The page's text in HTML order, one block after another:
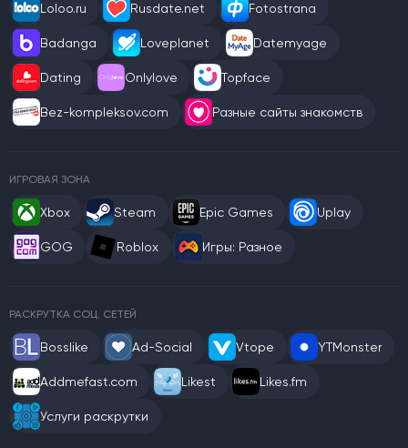
Loloo.ru Rusdate.net Fotostrana
Badanga Loveplanet Datemyage
Dating Onlylove Topface
Bez-kompleksov.com Разные сайты знакомств
ИГРОВАЯ ЗОНА
Xbox Steam Epic Games Uplay
GOG Roblox Игры: Разное
РАСКРУТКА СОЦ. СЕТЕЙ
Bosslike Ad-Social Vtope YTMonster
Addmefast.com Likest Likes.fm
Услуги раскрутки